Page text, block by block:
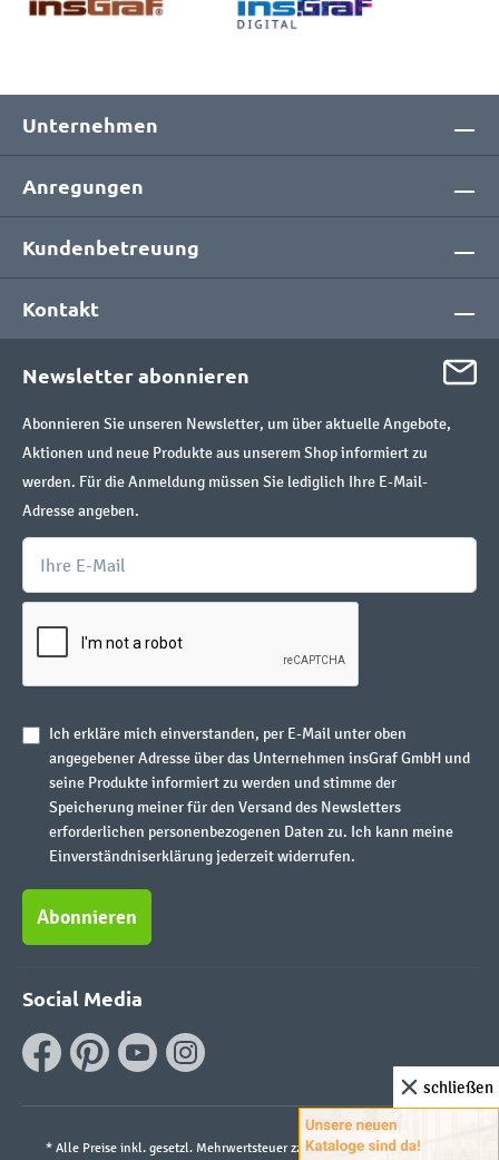
Unternehmen
Anregungen
Kundenbetreuung
Kontakt
Newsletter abonnieren
Abonnieren Sie unseren Newsletter, um über aktuelle Angebote,
Aktionen und neue Produkte aus unserem Shop informiert zu
werden. Für die Anmeldung müssen Sie lediglich Ihre E-Mail-
Adresse angeben.
Ich erkläre mich einverstanden, per E-Mail unter oben
angegebener Adresse über das Unternehmen insGraf GmbH und
seine Produkte informiert zu werden und stimme der
Speicherung meiner für den Versand des Newsletters
erforderlichen personenbezogenen Daten zu. Ich kann meine
Einverständniserklärung jederzeit widerrufen.
Abonnieren
Social Media
* Alle Preise inkl. gesetzl. Mehrwertsteuer zzgl.Versandkostenund ggf.
schließen